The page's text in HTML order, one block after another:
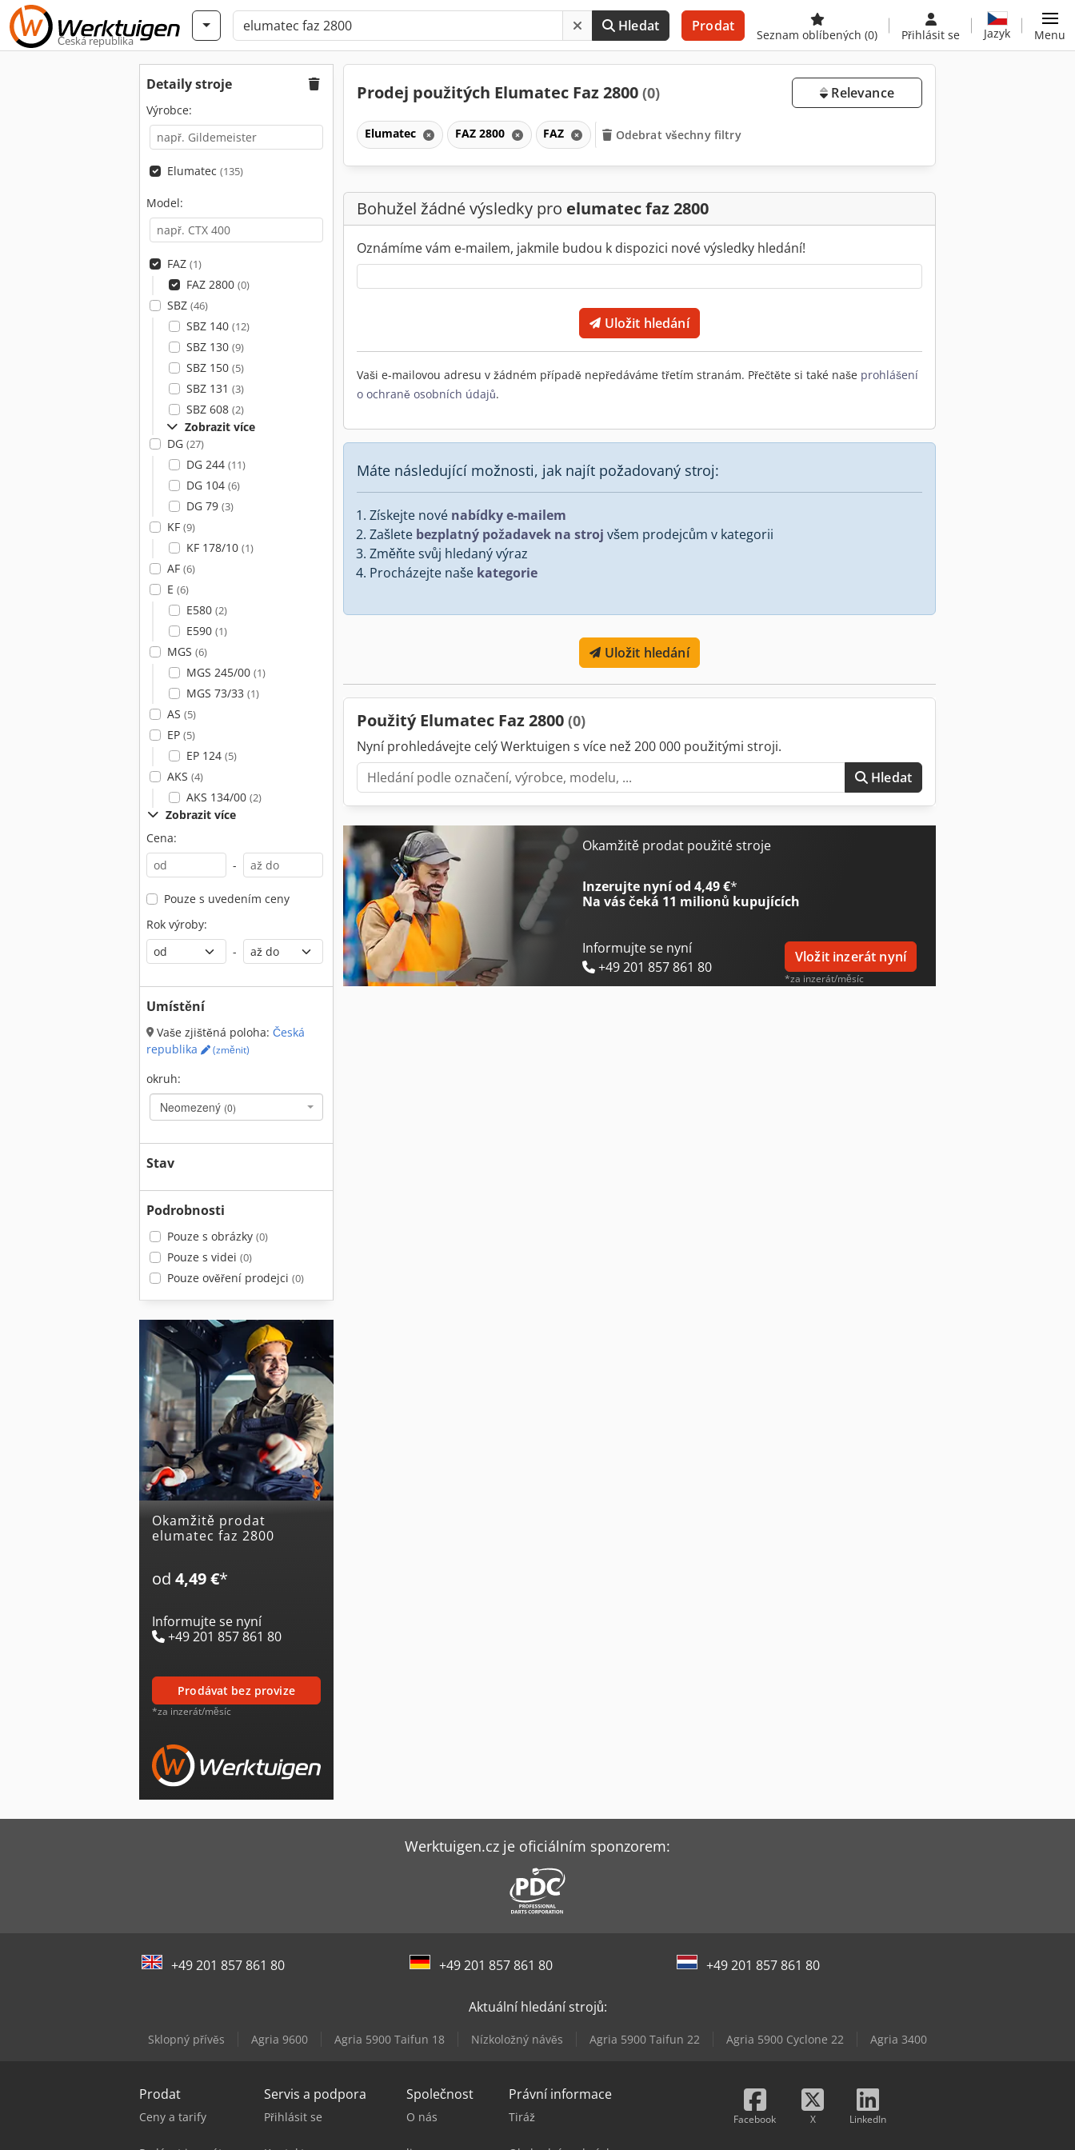
Česká republika
Hledat Prodat
Seznam oblíbených (0) Přihlásit se Jazyk Menu
Detaily stroje
Výrobce:
Elumatec (135)
Model:
FAZ (1)
FAZ 2800 (0)
SBZ (46)
SBZ 140 (12)
SBZ 130 (9)
SBZ 150 (5)
SBZ 131 (3)
SBZ 608 (2)
Zobrazit více
DG (27)
DG 244 (11)
DG 104 (6)
DG 79 (3)
KF (9)
KF 178/10 (1)
AF (6)
E (6)
E580 (2)
E590 (1)
MGS (6)
MGS 245/00 (1)
MGS 73/33 (1)
AS (5)
EP (5)
EP 124 (5)
AKS (4)
AKS 134/00 (2)
Zobrazit více
Cena:
-
Pouze s uvedením ceny
Rok výroby:
-
Umístění
Vaše zjištěná poloha: Česká
republika
(změnit)
okruh:
Neomezený (0)
Stav
Podrobnosti
Pouze s obrázky (0)
Pouze s videi (0)
Pouze ověření prodejci (0)
Okamžitě prodat
elumatec faz 2800
od 4,49 €*
Informujte se nyní
+49 201 857 861 80
prodávat bez provize
*za inzerát/měsíc
Prodej použitých Elumatec Faz 2800 (0) Relevance
Elumatec FAZ 2800 FAZ Odebrat všechny filtry
Bohužel žádné výsledky pro elumatec faz 2800
Oznámíme vám e-mailem, jakmile budou k dispozici nové výsledky hledání!
Uložit hledání
Vaši e-mailovou adresu v žádném případě nepředáváme třetím stranám. Přečtěte si také naše prohlášení
o ochraně osobních údajů.
Máte následující možnosti, jak najít požadovaný stroj:
Získejte nové nabídky e-mailem
Zašlete bezplatný požadavek na stroj všem prodejcům v kategorii
Změňte svůj hledaný výraz
Procházejte naše kategorie
Uložit hledání
Použitý Elumatec Faz 2800 (0)
Nyní prohledávejte celý Werktuigen s více než 200 000 použitými stroji.
Hledat
Okamžitě prodat použité stroje
Inzerujte nyní od 4,49 €*
Na vás čeká 11 milionů kupujících
Informujte se nyní
+49 201 857 861 80
Vložit inzerát nyní
*za inzerát/měsíc
Werktuigen.cz je oficiálním sponzorem:
+49 201 857 861 80 +49 201 857 861 80 +49 201 857 861 80
Aktuální hledání strojů:
Sklopný přívěs Agria 9600 Agria 5900 Taifun 18 Nízkoložný návěs Agria 5900 Taifun 22 Agria 5900 Cyclone 22 Agria 3400
Prodat
Ceny a tarify
Servis a podpora
Přihlásit se
Společnost
O nás
Právní informace
Tiráž Facebook X LinkedIn